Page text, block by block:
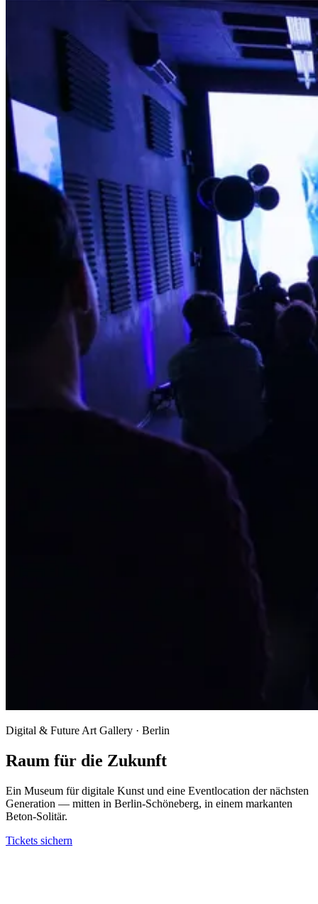
Digital & Future Art Gallery · Berlin
Raum für die Zukunft
Ein Museum für digitale Kunst und eine Eventlocation der nächsten
Generation — mitten in Berlin-Schöneberg, in einem markanten
Beton-Solitär.
Tickets sichern